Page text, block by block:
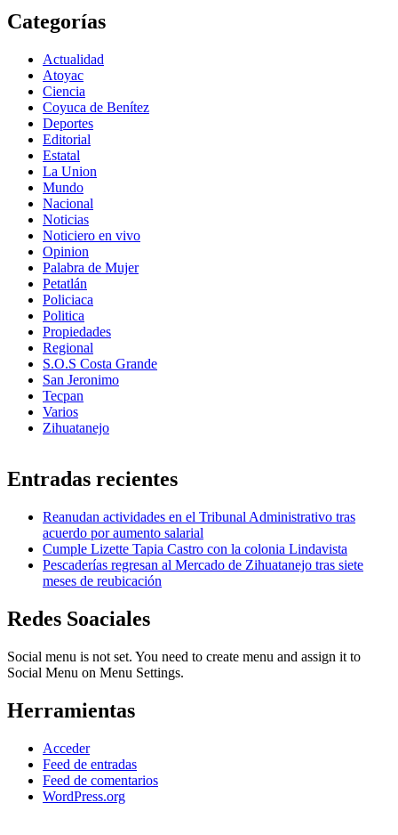
Categorías
Actualidad
Atoyac
Ciencia
Coyuca de Benítez
Deportes
Editorial
Estatal
La Union
Mundo
Nacional
Noticias
Noticiero en vivo
Opinion
Palabra de Mujer
Petatlán
Policiaca
Politica
Propiedades
Regional
S.O.S Costa Grande
San Jeronimo
Tecpan
Varios
Zihuatanejo
Entradas recientes
Reanudan actividades en el Tribunal Administrativo tras
acuerdo por aumento salarial
Cumple Lizette Tapia Castro con la colonia Lindavista
Pescaderías regresan al Mercado de Zihuatanejo tras siete
meses de reubicación
Redes Soaciales
Social menu is not set. You need to create menu and assign it to
Social Menu on Menu Settings.
Herramientas
Acceder
Feed de entradas
Feed de comentarios
WordPress.org